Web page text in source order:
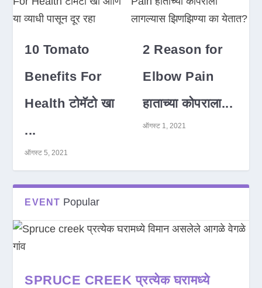
10 Tomato
Benefits For
Health टोमॅटो खा
...
ऑगस्ट 5, 2021
2 Reason for
Elbow Pain
हाताच्या कोपराला...
ऑगस्ट 1, 2021
EVENT Popular
SPRUCE CREEK प्रत्येक घरामध्ये